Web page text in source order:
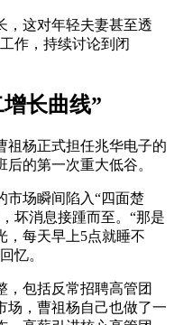
，这对年轻夫妻甚至透
作，持续讨论到闭
长曲线”
祖杨正式担任兆华电子的
的第一次重大低谷。
市场瞬间陷入“四面楚
坏消息接踵而至。“那是
，每天早上5点就睡不
忆。
，包括反常招聘高管团
场，曹祖杨自己也做了一